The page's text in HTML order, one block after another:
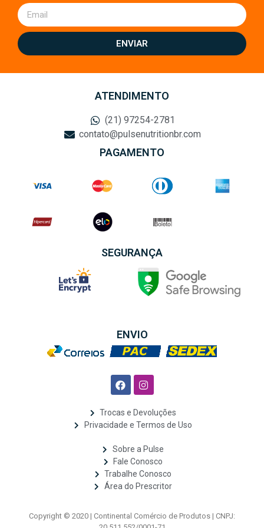
ENVIAR
ATENDIMENTO
(21) 97254-2781
contato@pulsenutritionbr.com
PAGAMENTO
SEGURANÇA
Sobre a Pulse
Fale Conosco
Trabalhe Conosco
Área do Prescritor
Trocas e Devoluções
Privacidade e Termos de Uso
ENVIO
Copyright © 2020 | Continental Comércio de Produtos | CNPJ: